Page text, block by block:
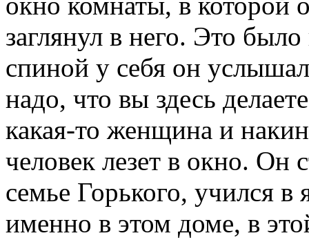
заглянул в него. Это
спиной у себя он
надо, что вы здесь
какая-то женщина и
человек лезет в окно. Он
семье Горького, учился
именно в этом доме, в